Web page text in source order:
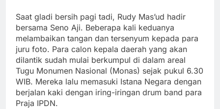
Saat gladi bersih pagi tadi, Rudy Mas’ud hadir
bersama Seno Aji. Beberapa kali keduanya
melambaikan tangan dan tersenyum kepada para
juru foto. Para calon kepala daerah yang akan
dilantik sudah mulai berkumpul di dalam areal
Tugu Monumen Nasional (Monas) sejak pukul 6.30
WIB. Mereka lalu memasuki Istana Negara dengan
berjalan kaki dengan iring-iringan drum band para
Praja IPDN.